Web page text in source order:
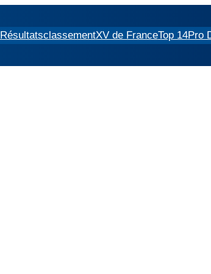
RésultatsclassementXV de FranceTop 14Pro